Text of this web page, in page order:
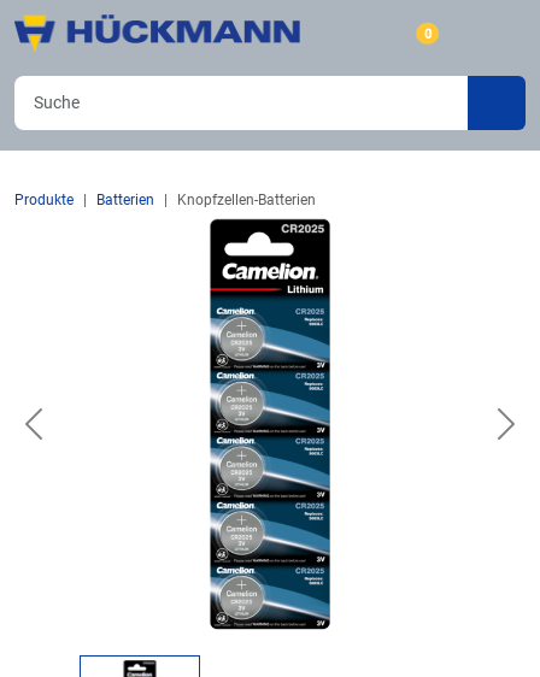
0
Produkte Batterien Knopfzellen-Batterien
Previous